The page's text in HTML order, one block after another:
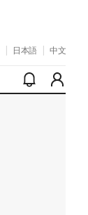
日本語 中文